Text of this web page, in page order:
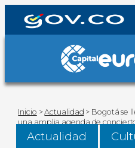
Inicio >Actualidad > Bogotá se
una amplia agenda de
Actualidad